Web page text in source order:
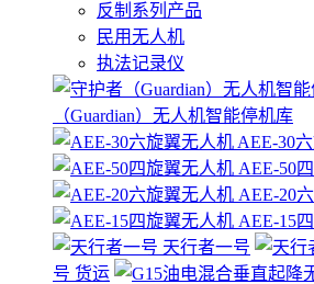
反制系列产品
民用无人机
执法记录仪
（Guardian）无人机智能停机库
AEE-30
AEE-50
AEE-20
AEE-15
天行者一号
号 货运